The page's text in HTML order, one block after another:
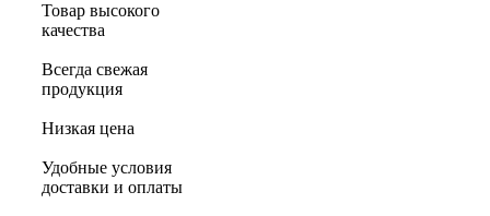
Товар высокого
качества
Всегда свежая
продукция
Низкая цена
Удобные условия
доставки и оплаты